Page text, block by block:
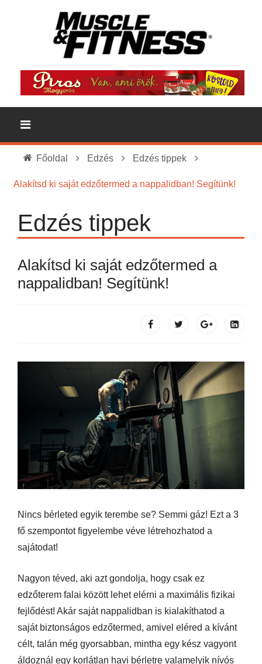
Főoldal Edzés Edzés tippek
Alakítsd ki saját edzőtermed a nappalidban! Segítünk!
Edzés tippek
Alakítsd ki saját edzőtermed a
nappalidban! Segítünk!
Nincs bérleted egyik terembe se? Semmi gáz! Ezt a 3
fő szempontot figyelembe véve létrehozhatod a
sajátodat!
Nagyon téved, aki azt gondolja, hogy csak ez
edzőterem falai között lehet elérni a maximális fizikai
fejlődést! Akár saját nappalidban is kialakíthatod a
saját biztonságos edzőtermed, amivel eléred a kívánt
célt, talán még gyorsabban, mintha egy kész vagyont
áldoznál egy korlátlan havi bérletre valamelyik nívós